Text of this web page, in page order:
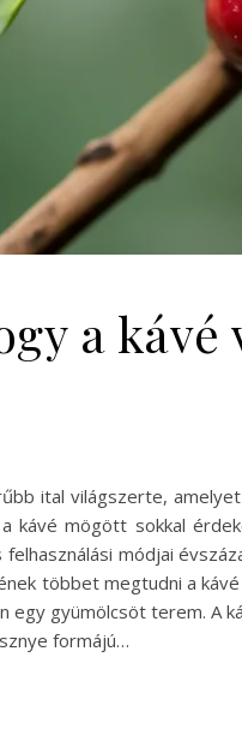
a
ital világszerte,
kávé mögött sokkal
módjai
többet megtudni a
egy gyümölcsöt terem. A
formájú…